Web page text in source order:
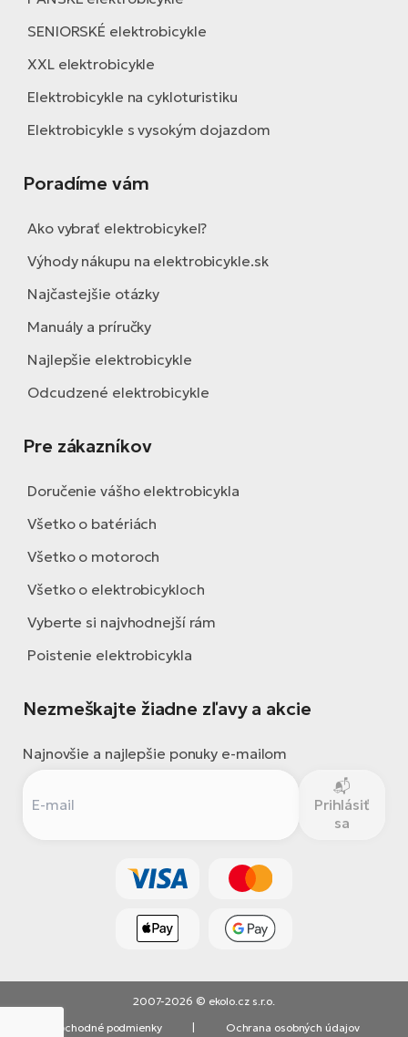
SENIORSKÉ elektrobicykle
XXL elektrobicykle
Elektrobicykle na cykloturistiku
Elektrobicykle s vysokým dojazdom
Poradíme vám
Ako vybrať elektrobicykel?
Výhody nákupu na elektrobicykle.sk
Najčastejšie otázky
Manuály a príručky
Najlepšie elektrobicykle
Odcudzené elektrobicykle
Pre zákazníkov
Doručenie vášho elektrobicykla
Všetko o batériách
Všetko o motoroch
Všetko o elektrobicykloch
Vyberte si najvhodnejší rám
Poistenie elektrobicykla
Nezmeškajte žiadne zľavy a akcie
Najnovšie a najlepšie ponuky e-mailom
Prihlásiť
sa
2007-2026 © ekolo.cz s.r.o.
Obchodné podmienky
Ochrana osobných údajov